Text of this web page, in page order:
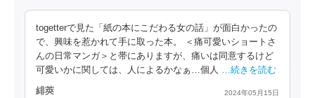
togetterで見た「紙の本にこだわる女の話」が面白かったの
で、興味を惹かれて手に取った本。 ＜痛可愛いショートさ
んの日常マンガ＞と帯にありますが、痛いは同意するけど
可愛いかに関しては、人によるかなぁ…個人 …続きを読む
緋莢 2024年05月15日